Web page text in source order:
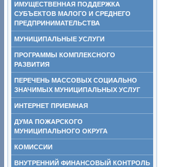
ИМУЩЕСТВЕННАЯ ПОДДЕРЖКА
СУБЪЕКТОВ МАЛОГО И СРЕДНЕГО
ПРЕДПРИНИМАТЕЛЬСТВА
МУНИЦИПАЛЬНЫЕ УСЛУГИ
ПРОГРАММЫ КОМПЛЕКСНОГО
РАЗВИТИЯ
ПЕРЕЧЕНЬ МАССОВЫХ СОЦИАЛЬНО
ЗНАЧИМЫХ МУНИЦИПАЛЬНЫХ УСЛУГ
ИНТЕРНЕТ ПРИЕМНАЯ
ДУМА ПОЖАРСКОГО
МУНИЦИПАЛЬНОГО ОКРУГА
КОМИССИИ
ВНУТРЕННИЙ ФИНАНСОВЫЙ КОНТРОЛЬ